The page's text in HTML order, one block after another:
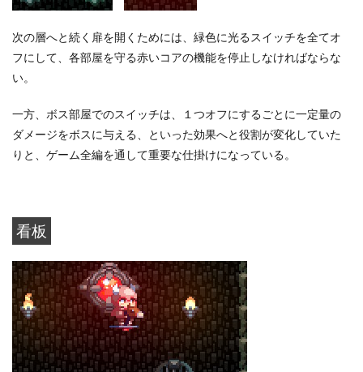
次の層へと続く扉を開くためには、緑色に光るスイッチを全てオ
フにして、各部屋を守る赤いコアの機能を停止しなければならな
い。
一方、ボス部屋でのスイッチは、１つオフにするごとに一定量の
ダメージをボスに与える、といった効果へと役割が変化していた
りと、ゲーム全編を通して重要な仕掛けになっている。
看板